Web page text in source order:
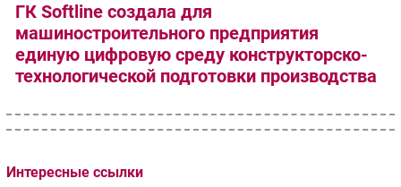
ГК Softline создала для
машиностроительного предприятия
единую цифровую среду конструкторско-
технологической подготовки производства
Интересные ссылки